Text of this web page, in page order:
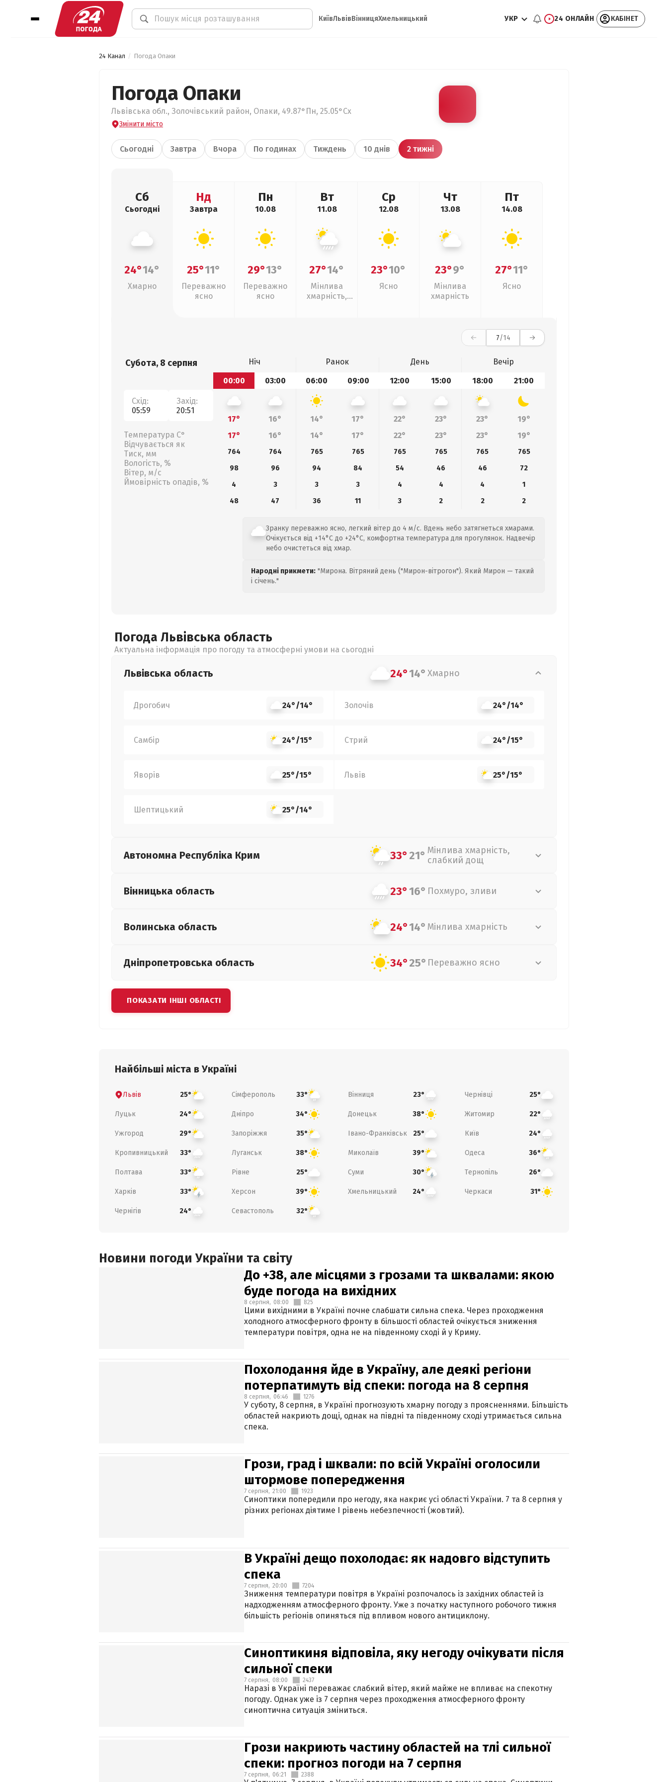
КиївЛьвівВінницяХмельницький УКР 24 ОНЛАЙН КАБІНЕТ
24 Канал Погода Опаки
Погода Опаки
Львівська обл., Золочівський район, Опаки, 49.87°Пн, 25.05°Сх
Змінити місто
Сьогодні Завтра Вчора По годинах Тиждень 10 днів 2 тижні
Сб
Сьогодні
24°14°
Хмарно
Нд
Завтра
25°11°
Переважно
ясно
Пн
10.08
29°13°
Переважно
ясно
Вт
11.08
27°14°
Мінлива
хмарність,
Ср
12.08
23°10°
Ясно
Чт
13.08
23°9°
Мінлива
хмарність
Пт
14.08
27°11°
Ясно
7/14
Субота, 8 серпня
Схід:
05:59
Захід:
20:51
Температура С°
Відчувається як
Тиск, мм
Вологість, %
Вітер, м/с
Ймовірність опадів, %
Ніч Ранок День
Вечір
00:00
03:00 06:00 09:00 12:00 15:00 18:00 21:00
17° 16° 14° 17° 22° 23° 23°
19°
17°
16° 14° 17° 22° 23° 23° 19°
764 764 765 765 765 765 765
765
98
96 94 84 54 46 46
72
4
3 3 3 4 4 4
1
48
47 36 11 3 2 2 2
Зранку переважно ясно, легкий вітер до 4 м/с. Вдень небо затягнеться хмарами.
Очікується від +14°C до +24°C, комфортна температура для прогулянок. Надвечір
небо очистеться від хмар.
Народні прикмети: "Мирона. Вітряний день ("Мирон-вітрогон"). Який Мирон — такий
і січень."
Погода Львівська область
Актуальна інформація про погоду та атмосферні умови на сьогодні
Львівська область 24°14° Хмарно
Дрогобич 24°/14° Золочів 24°/14°
Самбір 24°/15° Стрий 24°/15°
Яворів 25°/15° Львів 25°/15°
Шептицький 25°/14°
Автономна Республіка Крим 33°21° Мінлива хмарність,
слабкий дощ
Вінницька область 23°16° Похмуро, зливи
Волинська область 24°14° Мінлива хмарність
Дніпропетровська область 34°25° Переважно ясно
ПОКАЗАТИ ІНШІ ОБЛАСТІ
Найбільші міста в Україні
Львів 25° Сімферополь 33° Вінниця 23° Чернівці 25°
Луцьк 24° Дніпро 34° Донецьк 38° Житомир 22°
Ужгород 29° Запоріжжя 35° Івано-Франківськ 25° Київ 24°
Кропивницький 33° Луганськ 38° Миколаїв 39° Одеса 36°
Полтава 33° Рівне 25° Суми 30° Тернопіль 26°
Харків 33° Херсон 39° Хмельницький 24° Черкаси 31°
Чернігів 24° Севастополь 32°
Новини погоди України та світу
До +38, але місцями з грозами та шквалами: якою
буде погода на вихідних
8 серпня, 08:00 825
Цими вихідними в Україні почне слабшати сильна спека. Через проходження
холодного атмосферного фронту в більшості областей очікується зниження
температури повітря, одна не на південному сході й у Криму.
Похолодання йде в Україну, але деякі регіони
потерпатимуть від спеки: погода на 8 серпня
8 серпня, 06:46 1276
У суботу, 8 серпня, в Україні прогнозують хмарну погоду з проясненнями. Більшість
областей накриють дощі, однак на півдні та південному сході утримається сильна
спека.
Грози, град і шквали: по всій Україні оголосили
штормове попередження
7 серпня, 21:00 1923
Синоптики попередили про негоду, яка накриє усі області України. 7 та 8 серпня у
різних регіонах діятиме І рівень небезпечності (жовтий).
В Україні дещо похолодає: як надовго відступить
спека
7 серпня, 20:00 7204
Зниження температури повітря в Україні розпочалось із західних областей із
надходженням атмосферного фронту. Уже з початку наступного робочого тижня
більшість регіонів опиняться під впливом нового антициклону.
Синоптикиня відповіла, яку негоду очікувати після
сильної спеки
7 серпня, 08:00 2437
Наразі в Україні переважає слабкий вітер, який майже не впливає на спекотну
погоду. Однак уже із 7 серпня через проходження атмосферного фронту
синоптична ситуація зміниться.
Грози накриють частину областей на тлі сильної
спеки: прогноз погоди на 7 серпня
7 серпня, 06:21 2388